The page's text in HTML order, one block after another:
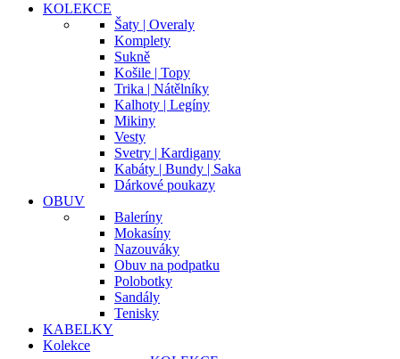
KOLEKCE
Šaty | Overaly
Komplety
Sukně
Košile | Topy
Trika | Nátělníky
Kalhoty | Legíny
Mikiny
Vesty
Svetry | Kardigany
Kabáty | Bundy | Saka
Dárkové poukazy
OBUV
Baleríny
Mokasíny
Nazouváky
Obuv na podpatku
Polobotky
Sandály
Tenisky
KABELKY
Kolekce